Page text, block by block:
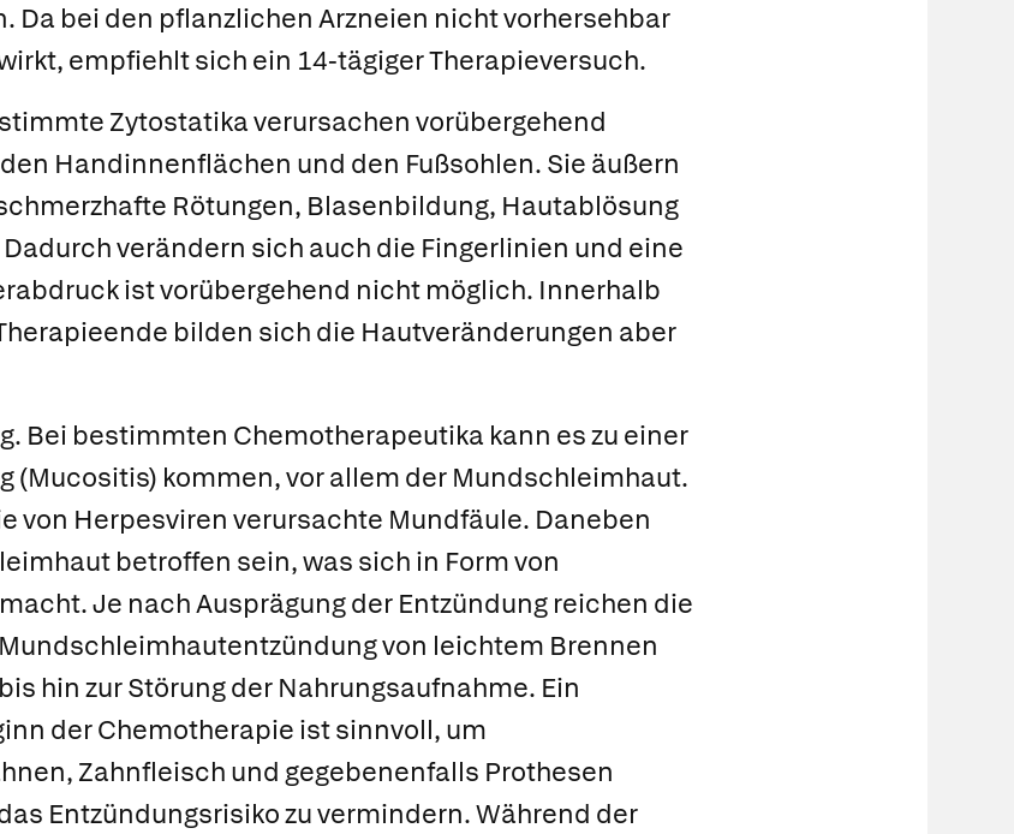
Da bei den pflanzlichen Arzneien nicht vorhersehbar
empfiehlt sich ein 14-tägiger Therapieversuch.
Zytostatika verursachen vorübergehend
Handinnenflächen und den Fußsohlen. Sie äußern
Rötungen, Blasenbildung, Hautablösung
verändern sich auch die Fingerlinien und eine
ist vorübergehend nicht möglich. Innerhalb
bilden sich die Hautveränderungen aber
Bei bestimmten Chemotherapeutika kann es zu einer
(Mucositis) kommen, vor allem der Mundschleimhaut.
von Herpesviren verursachte Mundfäule. Daneben
betroffen sein, was sich in Form von
Je nach Ausprägung der Entzündung reichen die
von leichtem Brennen
hin zur Störung der Nahrungsaufnahme. Ein
der Chemotherapie ist sinnvoll, um
Zahnfleisch und gegebenenfalls Prothesen
Entzündungsrisiko zu vermindern. Während der